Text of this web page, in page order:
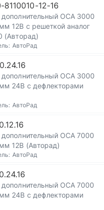
12-16
дополнительный ОСА 3000
12В с решеткой аналог
(Авторад)
АвтоРад
дополнительный ОСА 3000
24В с дефлекторами
АвтоРад
дополнительный ОСА 7000
12В (Авторад)
АвтоРад
дополнительный ОСА 7000
24В с дефлекторами